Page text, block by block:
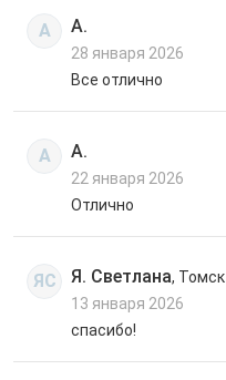
А А.
28 января 2026
Все отлично
А А.
22 января 2026
Отлично
ЯС Я. Светлана, Томск
13 января 2026
спасибо!